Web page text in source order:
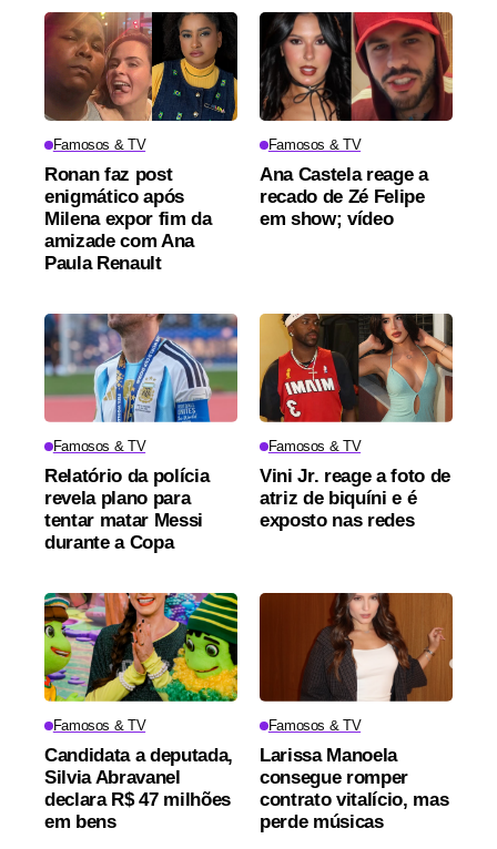
Famosos & TV
Ronan faz post
enigmático após
Milena expor fim da
amizade com Ana
Paula Renault
Famosos & TV
Ana Castela reage a
recado de Zé Felipe
em show; vídeo
Famosos & TV
Relatório da polícia
revela plano para
tentar matar Messi
durante a Copa
Famosos & TV
Vini Jr. reage a foto de
atriz de biquíni e é
exposto nas redes
Famosos & TV
Candidata a deputada,
Silvia Abravanel
declara R$ 47 milhões
em bens
Famosos & TV
Larissa Manoela
consegue romper
contrato vitalício, mas
perde músicas